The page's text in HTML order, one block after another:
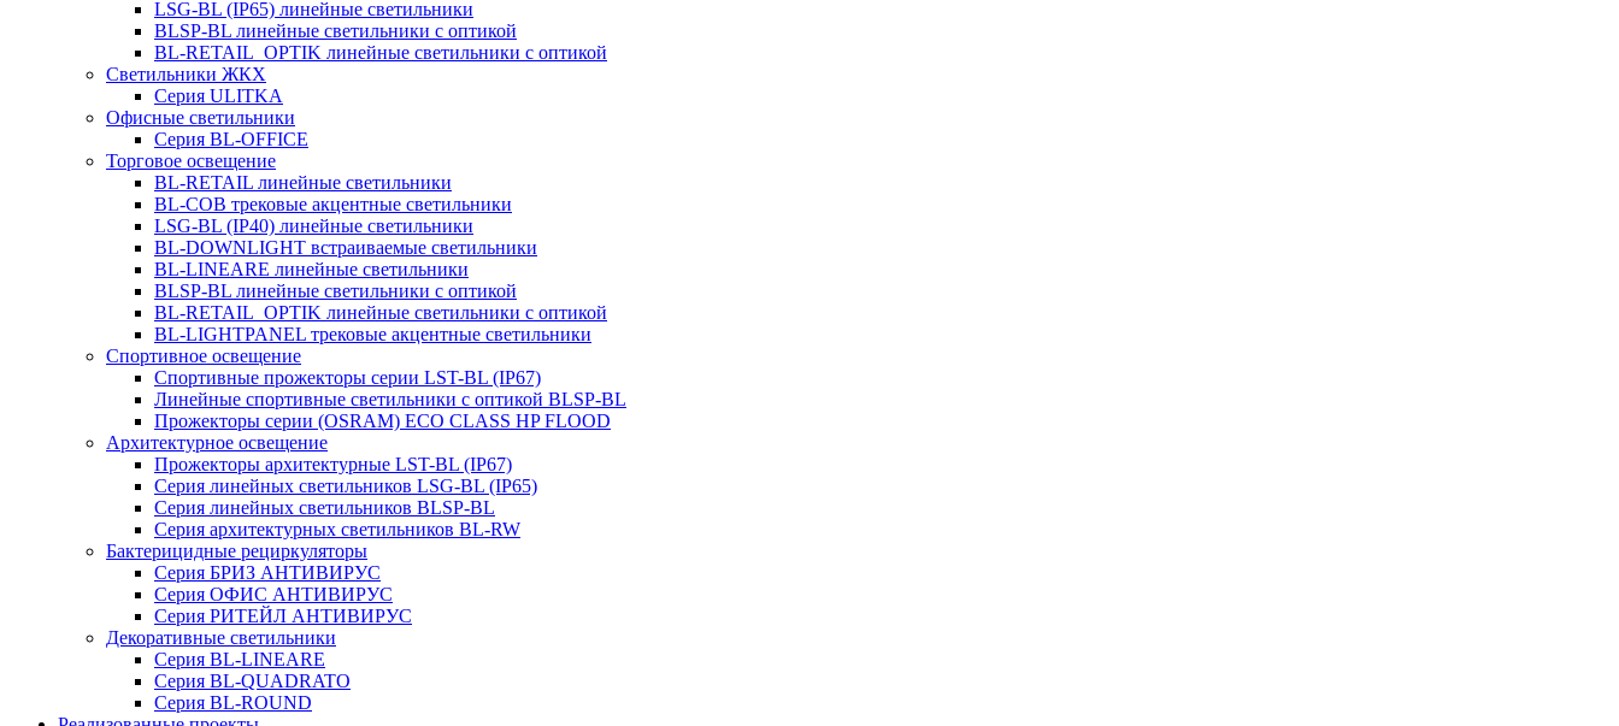
LSG-BL (IP65) линейные светильники
BLSP-BL линейные светильники с оптикой
BL-RETAIL_OPTIK линейные светильники с оптикой
Светильники ЖКХ
Серия ULITKA
Офисные светильники
Серия BL-OFFICE
Торговое освещение
BL-RETAIL линейные светильники
BL-COB трековые акцентные светильники
LSG-BL (IP40) линейные светильники
BL-DOWNLIGHT встраиваемые светильники
BL-LINEARE линейные светильники
BLSP-BL линейные светильники с оптикой
BL-RETAIL_OPTIK линейные светильники с оптикой
BL-LIGHTPANEL трековые акцентные светильники
Спортивное освещение
Спортивные прожекторы серии LST-BL (IP67)
Линейные спортивные светильники с оптикой BLSP-BL
Прожекторы серии (OSRAM) ECO CLASS HP FLOOD
Архитектурное освещение
Прожекторы архитектурные LST-BL (IP67)
Серия линейных светильников LSG-BL (IP65)
Серия линейных светильников BLSP-BL
Серия архитектурных светильников BL-RW
Бактерицидные рециркуляторы
Серия БРИЗ АНТИВИРУС
Серия ОФИС АНТИВИРУС
Серия РИТЕЙЛ АНТИВИРУС
Декоративные светильники
Серия BL-LINEARE
Серия BL-QUADRATO
Серия BL-ROUND